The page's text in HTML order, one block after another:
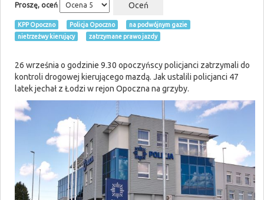
Proszę, oceń
KPP Opoczno Policja Opoczno
na podwójnym gazie
nietrzeźwy kierujący
zatrzymane prawo jazdy
26 września o godzinie 9.30 opoczyńscy policjanci zatrzymali do
kontroli drogowej kierującego mazdą. Jak ustalili policjanci 47
latek jechał z Łodzi w rejon Opoczna na grzyby.